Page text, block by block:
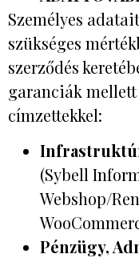
Személyes
szükséges
szerződés
garanciák
címzettekkel:
(Sybell
Webshop/
Pénzügy,